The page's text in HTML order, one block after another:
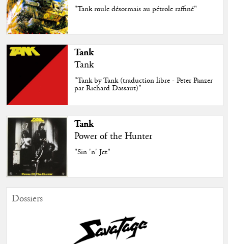
"Tank roule désormais au pétrole raffiné"
Tank
Tank
"Tank by Tank (traduction libre - Peter Panzer
par Richard Dassaut)"
Tank
Power of the Hunter
"Sin 'n' Jet"
Dossiers